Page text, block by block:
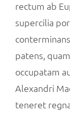
rectum ab
supercilia
patens,
occupatam
Alexandri
teneret